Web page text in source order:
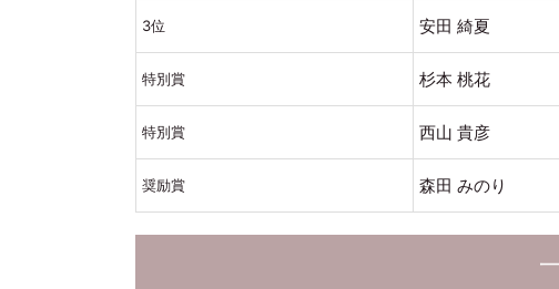
3位 安田 綺夏
特別賞 杉本 桃花
特別賞 西山 貴彦
奨励賞 森田 みのり